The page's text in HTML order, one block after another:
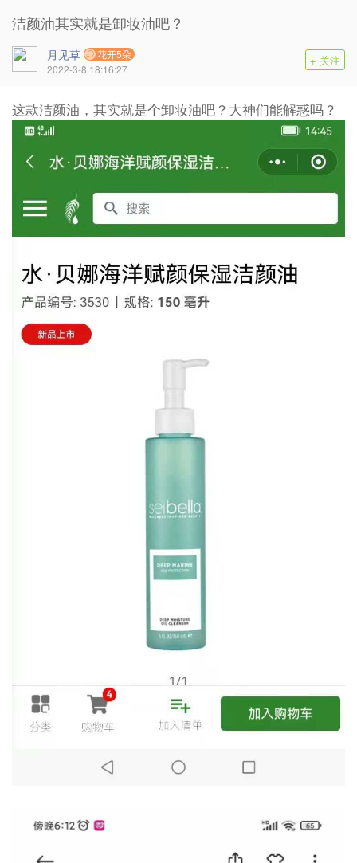
洁颜油其实就是卸妆油吧？
月见草
花开5朵
2022-3-8 18:16:27
+ 关注
这款洁颜油，其实就是个卸妆油吧？大神们能解惑吗？